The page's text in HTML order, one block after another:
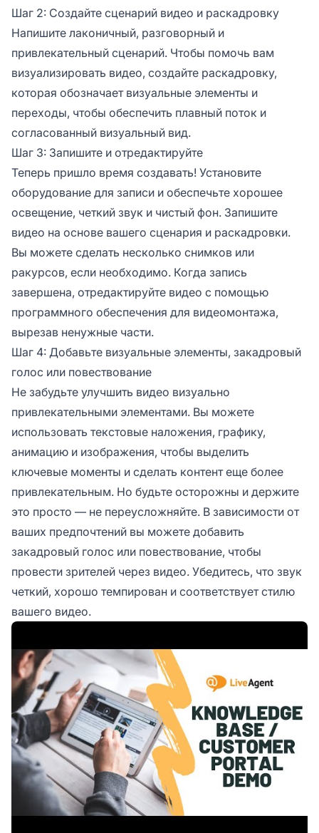
Шаг 2: Создайте сценарий видео и раскадровку
Напишите лаконичный, разговорный и
привлекательный сценарий. Чтобы помочь вам
визуализировать видео, создайте раскадровку,
которая обозначает визуальные элементы и
переходы, чтобы обеспечить плавный поток и
согласованный визуальный вид.
Шаг 3: Запишите и отредактируйте
Теперь пришло время создавать! Установите
оборудование для записи и обеспечьте хорошее
освещение, четкий звук и чистый фон. Запишите
видео на основе вашего сценария и раскадровки.
Вы можете сделать несколько снимков или
ракурсов, если необходимо. Когда запись
завершена, отредактируйте видео с помощью
программного обеспечения для видеомонтажа,
вырезав ненужные части.
Шаг 4: Добавьте визуальные элементы, закадровый
голос или повествование
Не забудьте улучшить видео визуально
привлекательными элементами. Вы можете
использовать текстовые наложения, графику,
анимацию и изображения, чтобы выделить
ключевые моменты и сделать контент еще более
привлекательным. Но будьте осторожны и держите
это просто — не переусложняйте. В зависимости от
ваших предпочтений вы можете добавить
закадровый голос или повествование, чтобы
провести зрителей через видео. Убедитесь, что звук
четкий, хорошо темпирован и соответствует стилю
вашего видео.